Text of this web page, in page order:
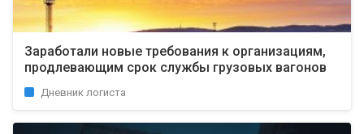
Заработали новые требования к организациям,
продлевающим срок службы грузовых вагонов
Дневник логиста